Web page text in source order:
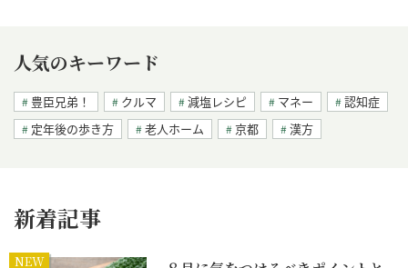
人気のキーワード
豊臣兄弟！ クルマ 減塩レシピ マネー
認知症
定年後の歩き方
老人ホーム 京都 漢方
新着記事
NEW